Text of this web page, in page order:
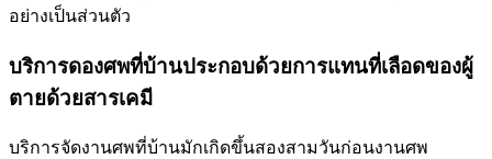
อย่างเป็นส่วนตัว
บริการดองศพที่บ้านประกอบด้วยการแทนที่เลือดของผู้
ตายด้วยสารเคมี
บริการจัดงานศพที่บ้านมักเกิดขึ้นสองสามวันก่อนงานศพ